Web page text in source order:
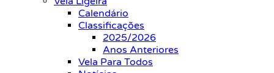
Calendário
Classificações
2025/2026
Anos Anteriores
Vela Para Todos